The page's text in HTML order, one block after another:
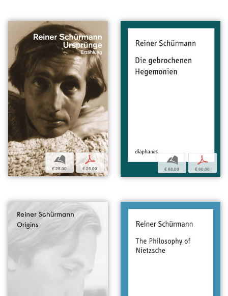
b
€ 25,00
p
€ 25,00
b
€ 68,00
p
€ 68,00